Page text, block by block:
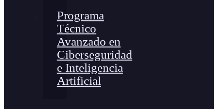
Programa
Técnico
Avanzado en
Ciberseguridad
e Inteligencia
Artificial